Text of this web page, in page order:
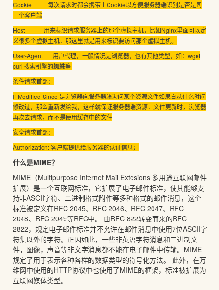
Cookie 每次请求时都会携带上Cookie以方便服务器端识别是否是同
一个客户端
Host 用来标识请求服务器上的那个虚拟主机，比如Nginx里面可以定
义很多个虚拟主机．那这里就是用来标识要访问那个虚拟主机。
User-Agent 用户代理，一般情况是浏览器，也有其他类型，如：wget
curl 搜索引擎的蜘蛛等
条件请求首部：
If-Modified-Since 是浏览器向服务器端询问某个资源文件如果自从什么时间
修改过，那么重新发给我，这样就保证服务器端资源．文件更新时，浏览器
再次去请求，而不是使用缓存中的文件
安全请求首部：
Authorization: 客户端提供给服务器的认证信息；
什么是MIME？
MIME（Multipurpose Internet Mail Extesions 多用途互联网邮件
扩展）是一个互联网标准，它扩展了电子邮件标准，使其能够支
持非ASCII字符、二进制格式附件等多种格式的邮件消息，这个
标准被定义在RFC 2045、RFC 2046、RFC 2047、RFC
2048、RFC 2049等RFC中。 由RFC 822转变而来的RFC
2822，规定电子邮件标准并不允许在邮件消息中使用7位ASCII字
符集以外的字符。正因如此，一些非英语字符消息和二进制文
件，图像，声音等非文字消息都不能在电子邮件中传输。MIME
规定了用于表示各种各样的数据类型的符号化方法。 此外，在万
维网中使用的HTTP协议中也使用了MIME的框架，标准被扩展为
互联网媒体类型。